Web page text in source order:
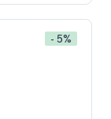
- 5%